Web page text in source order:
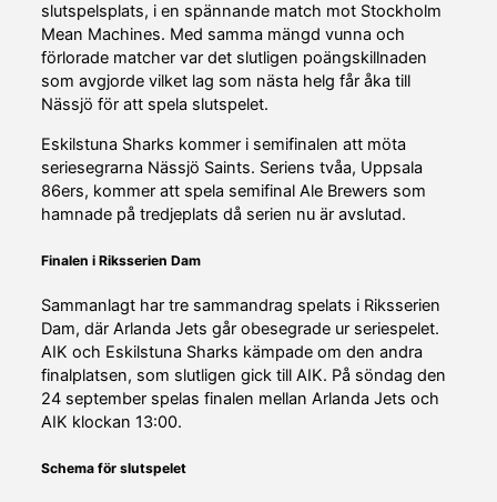
slutspelsplats, i en spännande match mot Stockholm
Mean Machines. Med samma mängd vunna och
förlorade matcher var det slutligen poängskillnaden
som avgjorde vilket lag som nästa helg får åka till
Nässjö för att spela slutspelet.
Eskilstuna Sharks kommer i semifinalen att möta
seriesegrarna Nässjö Saints. Seriens tvåa, Uppsala
86ers, kommer att spela semifinal Ale Brewers som
hamnade på tredjeplats då serien nu är avslutad.
Finalen i Riksserien Dam
Sammanlagt har tre sammandrag spelats i Riksserien
Dam, där Arlanda Jets går obesegrade ur seriespelet.
AIK och Eskilstuna Sharks kämpade om den andra
finalplatsen, som slutligen gick till AIK. På söndag den
24 september spelas finalen mellan Arlanda Jets och
AIK klockan 13:00.
Schema för slutspelet